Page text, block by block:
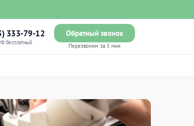
333-79-12
бесплатный
Обратный звонок
Перезвоним за 5 мин